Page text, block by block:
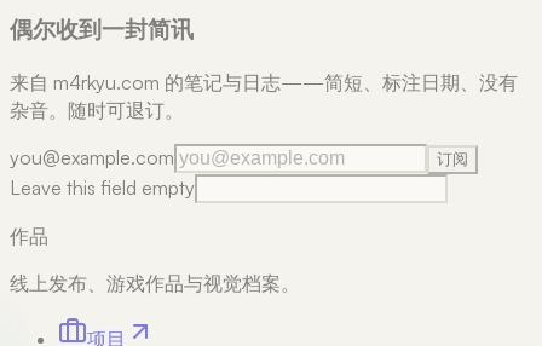
偶尔收到一封简讯
来自 m4rkyu.com 的笔记与日志——简短、标注日期、没有
杂音。随时可退订。
you@example.com
订阅
Leave this field empty
作品
线上发布、游戏作品与视觉档案。
项目